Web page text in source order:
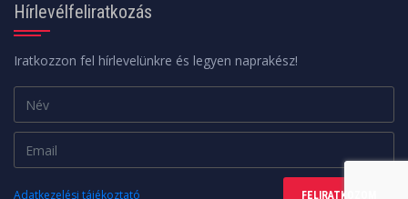
Hírlevélfeliratkozás
Iratkozzon fel hírlevelünkre és legyen naprakész!
Adatkezelési tájékoztató FELIRATKOZOM